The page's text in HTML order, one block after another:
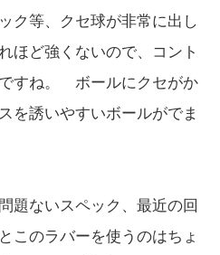
ク等、クセ球が非常に出し
ど強くないので、コント
すね。 ボールにクセがか
を誘いやすいボールがでま
題ないスペック、最近の回
このラバーを使うのはちょ